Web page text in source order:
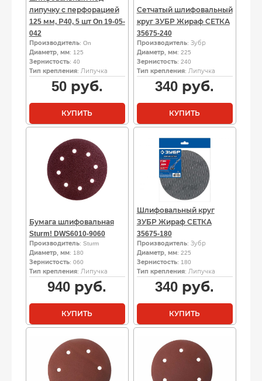
липучку с перфорацией
125 мм, Р40, 5 шт On 19-05-
042
Производитель: On
Диаметр, мм: 125
Зернистость: 40
Тип крепления: Липучка
50руб.
КУПИТЬ
Сетчатый шлифовальный
круг ЗУБР Жираф СЕТКА
35675-240
Производитель: Зубр
Диаметр, мм: 225
Зернистость: 240
Тип крепления: Липучка
340 руб.
КУПИТЬ
Бумага шлифовальная
Sturm! DWS6010-9060
Производитель: Sturm
Диаметр, мм: 180
Зернистость: 060
Тип крепления: Липучка
940 руб.
КУПИТЬ
Шлифовальный круг
ЗУБР Жираф СЕТКА
35675-180
Производитель: Зубр
Диаметр, мм: 225
Зернистость: 180
Тип крепления: Липучка
340 руб.
КУПИТЬ